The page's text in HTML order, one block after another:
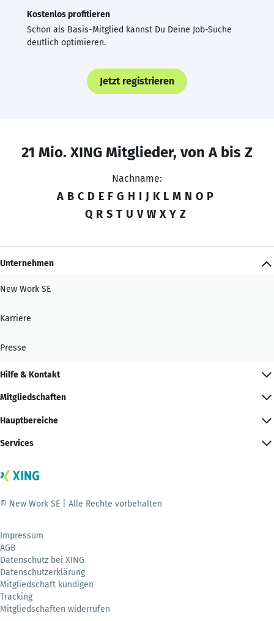
Kostenlos profitieren
Schon als Basis-Mitglied kannst Du Deine Job-Suche
deutlich optimieren.
Jetzt registrieren
21 Mio. XING Mitglieder, von A bis Z
Nachname:
A B C D E F G H I J K L M N O P
Q R S T U V W X Y Z
Unternehmen
New Work SE
Karriere
Presse
Hilfe & Kontakt
Mitgliedschaften
Hauptbereiche
Services
© New Work SE | Alle Rechte vorbehalten
Impressum
AGB
Datenschutz bei XING
Datenschutzerklärung
Mitgliedschaft kündigen
Tracking
Mitgliedschaften widerrufen